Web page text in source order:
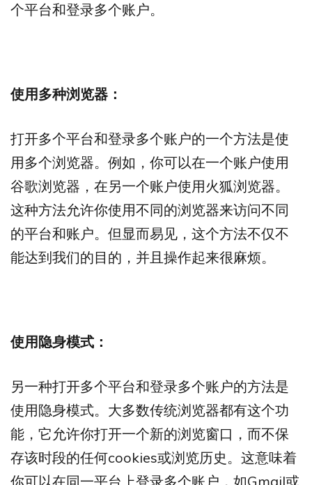
个平台和登录多个账户。
使用多种浏览器：
打开多个平台和登录多个账户的一个方法是使
用多个浏览器。例如，你可以在一个账户使用
谷歌浏览器，在另一个账户使用火狐浏览器。
这种方法允许你使用不同的浏览器来访问不同
的平台和账户。但显而易见，这个方法不仅不
能达到我们的目的，并且操作起来很麻烦。
使用隐身模式：
另一种打开多个平台和登录多个账户的方法是
使用隐身模式。大多数传统浏览器都有这个功
能，它允许你打开一个新的浏览窗口，而不保
存该时段的任何cookies或浏览历史。这意味着
你可以在同一平台上登录多个账户，如Gmail或